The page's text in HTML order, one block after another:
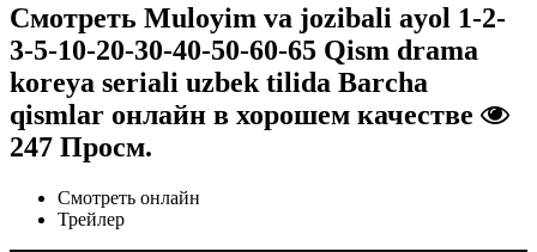
Смотреть Muloyim va jozibali ayol 1-2-
3-5-10-20-30-40-50-60-65 Qism drama
koreya seriali uzbek tilida Barcha
qismlar онлайн в хорошем качестве
247 Просм.
Смотреть онлайн
Трейлер